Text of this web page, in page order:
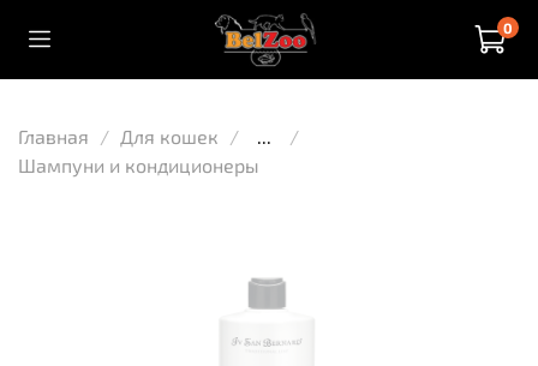
0
Главная Для кошек
...
Шампуни и кондиционеры